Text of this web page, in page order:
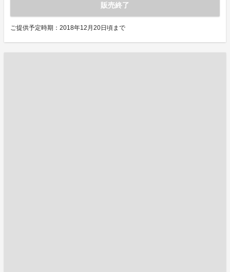
販売終了
ご提供予定時期：2018年12月20日頃まで